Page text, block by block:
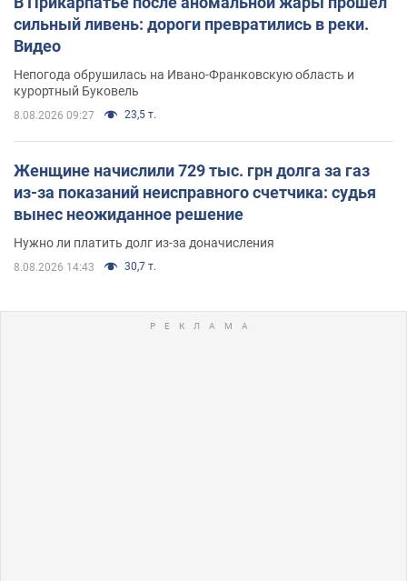
сильный ливень: дороги превратились в реки.
Видео
Непогода обрушилась на Ивано-Франковскую область и
курортный Буковель
8.08.2026 09:27 23,5 т.
Женщине начислили 729 тыс. грн долга за газ
из-за показаний неисправного счетчика: судья
вынес неожиданное решение
Нужно ли платить долг из-за доначисления
8.08.2026 14:43 30,7 т.